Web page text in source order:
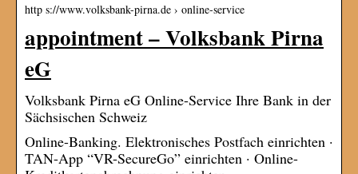
http s://www.volksbank-pirna.de › online-service
appointment – Volksbank Pirna
eG
Volksbank Pirna eG Online-Service Ihre Bank in der
Sächsischen Schweiz
Online-Banking. Elektronisches Postfach einrichten ·
TAN-App “VR-SecureGo” einrichten · Online-